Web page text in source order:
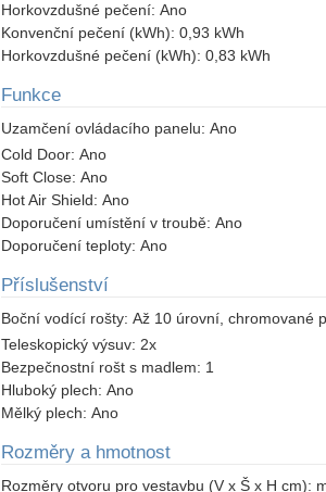
Horkovzdušné pečení: Ano
Konvenční pečení (kWh): 0,93 kWh
Horkovzdušné pečení (kWh): 0,83 kWh
Funkce
Uzamčení ovládacího panelu: Ano
Cold Door: Ano
Soft Close: Ano
Hot Air Shield: Ano
Doporučení umístění v troubě: Ano
Doporučení teploty: Ano
Příslušenství
Boční vodící rošty: Až 10 úrovní, chromované
Teleskopický výsuv: 2x
Bezpečnostní rošt s madlem: 1
Hluboký plech: Ano
Mělký plech: Ano
Rozměry a hmotnost
Rozměry otvoru pro vestavbu (V x Š x H cm):